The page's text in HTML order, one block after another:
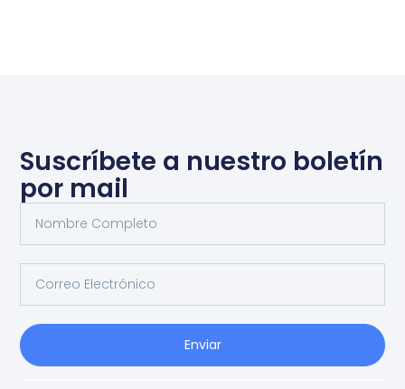
Suscríbete a nuestro boletín
por mail
Enviar